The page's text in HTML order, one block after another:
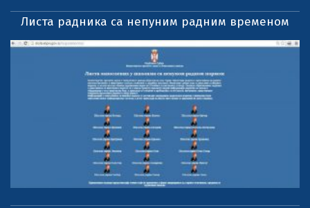
Листа радника са непуним радним временом